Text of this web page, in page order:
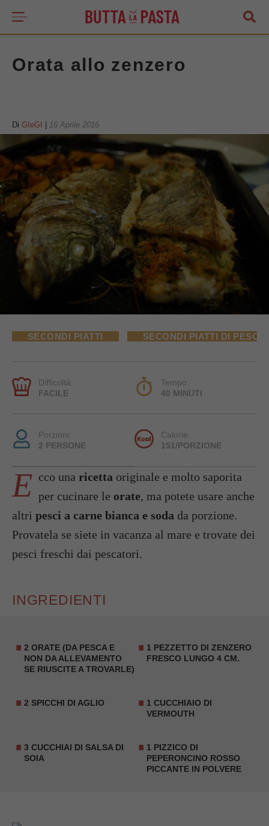
Orata allo zenzero
Di GIeGI 16 Aprile 2016
SECONDI PIATTI SECONDI PIATTI DI PESCE
Difficoltà:
FACILE
Tempo:
40 MINUTI
Porzioni:
2 PERSONE
Calorie:
151/PORZIONE
E cco una ricetta originale e molto saporita
per cucinare le orate, ma potete usare anche
altri pesci a carne bianca e soda da porzione.
Provatela se siete in vacanza al mare e trovate dei
pesci freschi dai pescatori.
INGREDIENTI
2 ORATE (DA PESCA E
NON DA ALLEVAMENTO
SE RIUSCITE A TROVARLE)
1 PEZZETTO DI ZENZERO
FRESCO LUNGO 4 CM.
2 SPICCHI DI AGLIO
1 CUCCHIAIO DI
VERMOUTH
3 CUCCHIAI DI SALSA DI
SOIA
1 PIZZICO DI
PEPERONCINO ROSSO
PICCANTE IN POLVERE